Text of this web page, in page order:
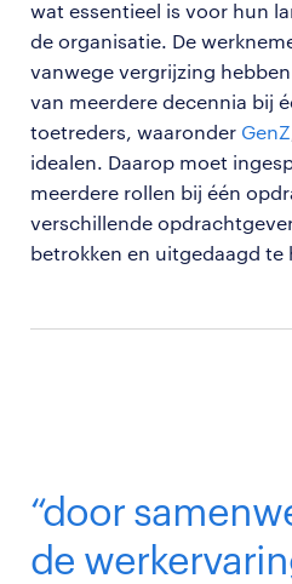
wat essentieel is voor hun
de organisatie. De
vanwege vergrijzing
van meerdere decennia bij
toetreders, waaronder GenZ
idealen. Daarop moet
meerdere rollen bij één
verschillende
betrokken en uitgedaagd te
“door
de